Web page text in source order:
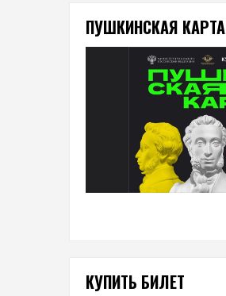
ПУШКИНСКАЯ КАРТА
КУПИТЬ БИЛЕТ